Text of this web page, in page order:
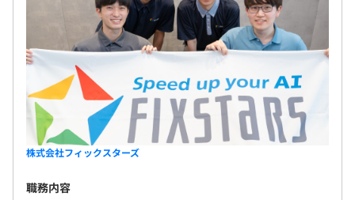
株式会社フィックスターズ
職務内容